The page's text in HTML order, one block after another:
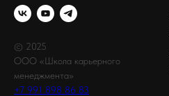
© 2025
ООО «Школа карьерного
менеджмента»
+7 991 898 86 83